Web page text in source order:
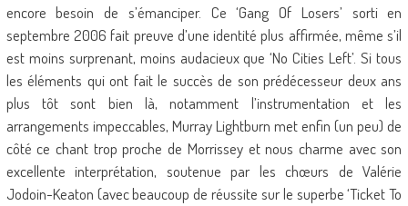
encore besoin de s’émanciper. Ce ‘Gang Of Losers’ sorti en
septembre 2006 fait preuve d’une identité plus affirmée, même s’il
est moins surprenant, moins audacieux que ‘No Cities Left’. Si tous
les éléments qui ont fait le succès de son prédécesseur deux ans
plus tôt sont bien là, notamment l’instrumentation et les
arrangements impeccables, Murray Lightburn met enfin (un peu) de
côté ce chant trop proche de Morrissey et nous charme avec son
excellente interprétation, soutenue par les chœurs de Valérie
Jodoin-Keaton (avec beaucoup de réussite sur le superbe ‘Ticket To